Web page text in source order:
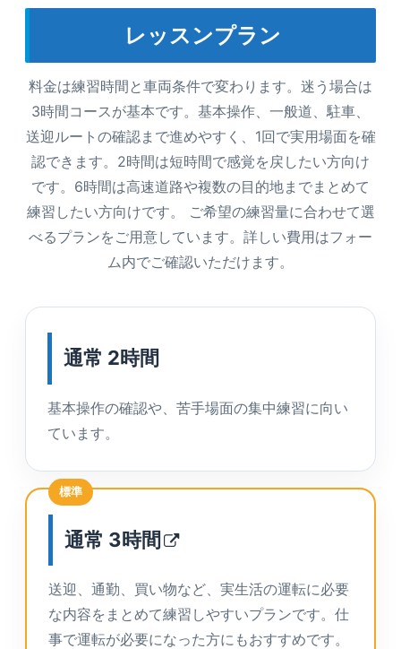
レッスンプラン
料金は練習時間と車両条件で変わります。迷う場合は
3時間コースが基本です。基本操作、一般道、駐車、
送迎ルートの確認まで進めやすく、1回で実用場面を確
認できます。2時間は短時間で感覚を戻したい方向け
です。6時間は高速道路や複数の目的地までまとめて
練習したい方向けです。 ご希望の練習量に合わせて選
べるプランをご用意しています。詳しい費用はフォー
ム内でご確認いただけます。
通常 2時間
基本操作の確認や、苦手場面の集中練習に向い
ています。
標準
通常 3時間
送迎、通勤、買い物など、実生活の運転に必要
な内容をまとめて練習しやすいプランです。仕
事で運転が必要になった方にもおすすめです。